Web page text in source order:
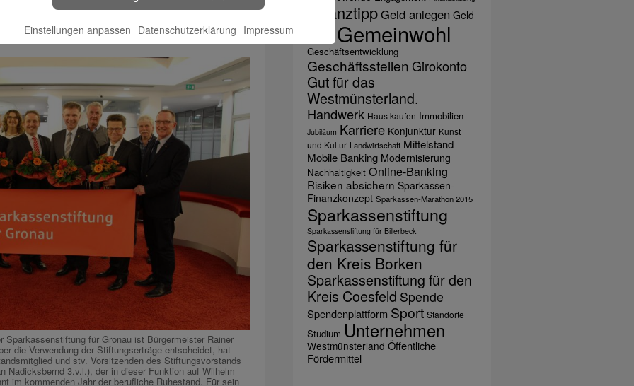
stiftungen erhältlich.
Sparkassenstiftung für Gronau ist Bürgermeister Rainer
die Verwendung der Stiftungserträge entscheidet, hat
und stv. Vorsitzenden des Stiftungsvorstands
Nadicksbernd 3.v.l.), der in dieser Funktion auf Wilhelm
im kommenden Jahr der berufliche Ruhestand. Für sein
FinanztippGeld anlegen Geld
Gemeinwohl
Geschäftsentwicklung
Geschäftsstellen Girokonto
Gut für das
Westmünsterland.
Handwerk Haus kaufen Immobilien
Jubiläum Karriere Konjunktur Kunst
und Kultur Landwirtschaft Mittelstand
Mobile Banking Modernisierung
Nachhaltigkeit Online-Banking
Risiken absichern Sparkassen-
Finanzkonzept Sparkassen-Marathon 2015
Sparkassenstiftung
Sparkassenstiftung für Billerbeck
Sparkassenstiftung für
den Kreis Borken
Sparkassenstiftung für den
Kreis Coesfeld Spende
Spendenplattform Sport Standorte
Studium Unternehmen
Westmünsterland Öffentliche
Fördermittel
Einstellungen anpassen Datenschutzerklärung Impressum